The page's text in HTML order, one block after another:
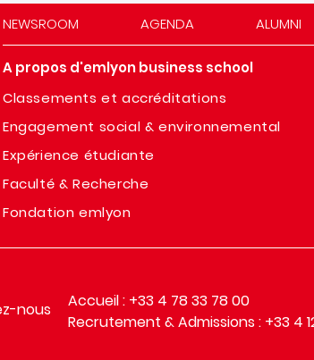
NEWSROOM AGENDA ALUMNI
A propos d'emlyon business school
Classements et accréditations
Engagement social & environnemental
Expérience étudiante
Faculté & Recherche
Fondation emlyon
nous
Accueil : +33 4 78 33 78 00
Recrutement & Admissions : +33 4